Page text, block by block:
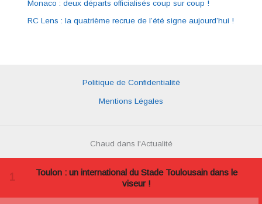
Monaco : deux départs officialisés coup sur coup !
RC Lens : la quatrième recrue de l’été signe aujourd’hui !
Politique de Confidentialité
Mentions Légales
Chaud dans l'Actualité